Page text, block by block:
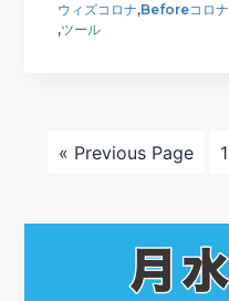
ウィズコロナ,Beforeコロナ
,ツール
« Go
Previous Page
ペ
1